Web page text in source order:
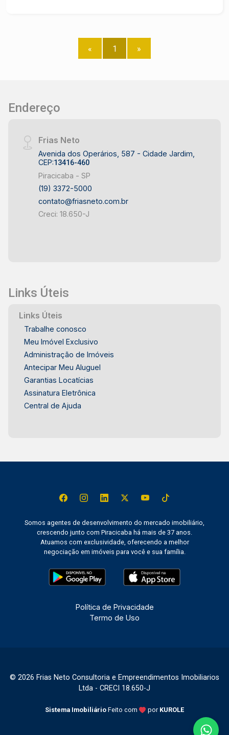
próximo a tudo o que precisa para o seu dia a dia,
sem abrir mão da qualidade de vida. Não perca
realidade!
« 1 »
Endereço
Frias Neto
Avenida dos Operários, 587 - Cidade Jardim,
CEP:13416-460
Piracicaba - SP
(19) 3372-5000
contato@friasneto.com.br
Creci: 18.650-J
Links Úteis
Links Úteis
Trabalhe conosco
Meu Imóvel Exclusivo
Administração de Imóveis
Antecipar Meu Aluguel
Garantias Locatícias
Assinatura Eletrônica
Central de Ajuda
Somos agentes de desenvolvimento do mercado imobiliário,
crescendo junto com Piracicaba há mais de 37 anos.
Atuamos com exclusividade, oferecendo a melhor
negociação em imóveis para você e sua família.
Política de Privacidade
Termo de Uso
© 2026 Frias Neto Consultoria e Empreendimentos Imobiliarios
Ltda - CRECI 18.650-J
Sistema Imobiliário Feito com por KUROLE